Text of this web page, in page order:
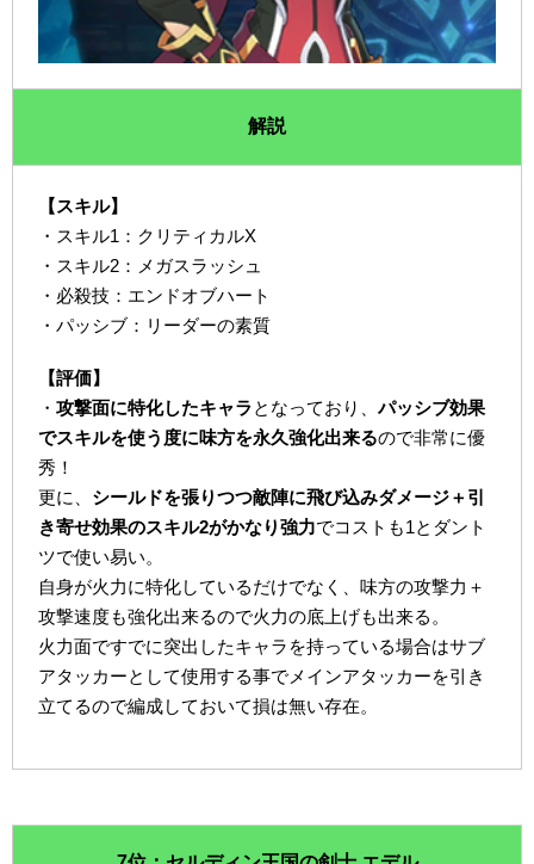
解説
【スキル】
・スキル1：クリティカルX
・スキル2：メガスラッシュ
・必殺技：エンドオブハート
・パッシブ：リーダーの素質
【評価】
・攻撃面に特化したキャラとなっており、パッシブ効果
でスキルを使う度に味方を永久強化出来るので非常に優
秀！
更に、 シールドを張りつつ敵陣に飛び込みダメージ＋引
き寄せ効果のスキル2がかなり強力でコストも1とダント
ツで使い易い。
自身が火力に特化しているだけでなく、味方の攻撃力＋
攻撃速度も強化出来るので火力の底上げも出来る。
火力面ですでに突出したキャラを持っている場合はサブ
アタッカーとして使用する事でメインアタッカーを引き
立てるので編成しておいて損は無い存在。